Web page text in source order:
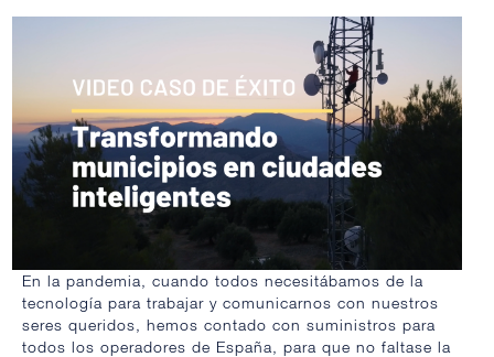
En la pandemia, cuando todos necesitábamos de la
tecnología para trabajar y comunicarnos con nuestros
seres queridos, hemos contado con suministros para
todos los operadores de España, para que no faltase la